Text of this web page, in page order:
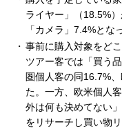
ライヤー」（18.5%
「カメラ」7.4%とな
・ 事前に購入対象をど
ツアー客では「買う
圏個人客の同16.7%
た。一方、欧米個人
外は何も決めてない
をリサーチし買い物